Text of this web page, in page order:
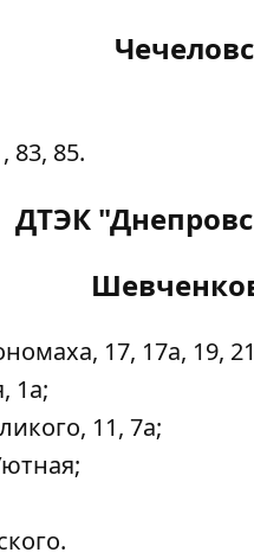
83, 85.
ДТЭК
17, 17а, 19,
1а;
11, 7а;